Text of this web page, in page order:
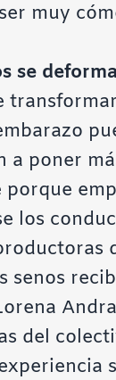
muy
se
a poner
porque
los
senos
del